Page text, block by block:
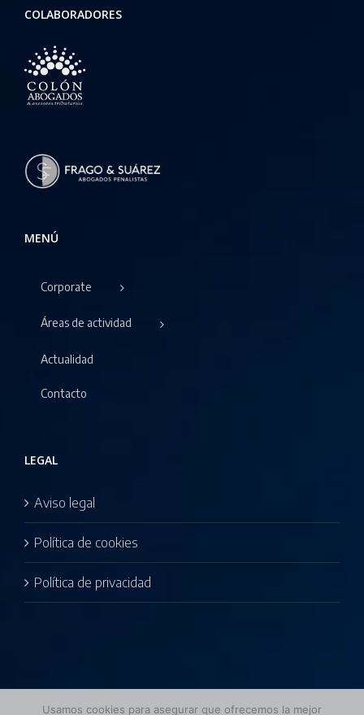
COLABORADORES
MENÚ
Corporate
Áreas de actividad
Actualidad
Contacto
LEGAL
Aviso legal
Política de cookies
Política de privacidad
Usamos cookies para asegurar que ofrecemos la mejor